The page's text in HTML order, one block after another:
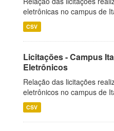
eletrônicas no campus de
CSV
Licitações - Campus
Eletrônicos
Relação das licitações
eletrônicos no campus de
CSV